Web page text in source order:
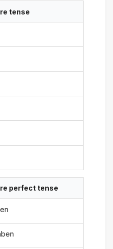
tense
perfect tense